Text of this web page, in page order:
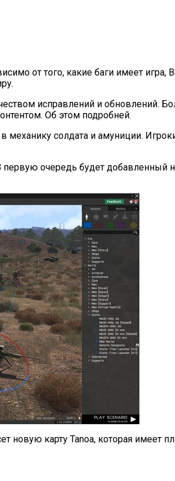
от того, какие баги имеет игра,
исправлений и обновлений.
Об этом подробней.
механику солдата и амуниции.
первую очередь будет добавленный
новую карту Tanoa, которая имеет